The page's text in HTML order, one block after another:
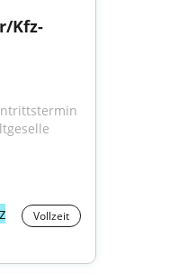
Kfz-
Vollzeit